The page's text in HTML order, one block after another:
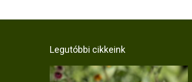
Legutóbbi cikkeink